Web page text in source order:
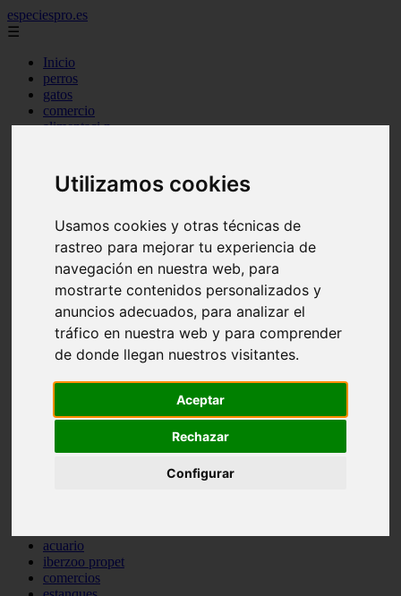
Utilizamos cookies
Usamos cookies y otras técnicas de
rastreo para mejorar tu experiencia de
navegación en nuestra web, para
mostrarte contenidos personalizados y
anuncios adecuados, para analizar el
tráfico en nuestra web y para comprender
de donde llegan nuestros visitantes.
Aceptar
Rechazar
Configurar
especiespro.es
☰
Inicio
perros
gatos
comercio
alimentaci n
salud
tenencia responsable
mantenimiento
marketing
bienestar
peque os mam feros
legislaci n
peluquer a
accesorios
peluquer a canina
complementos
comportamiento
reptiles
acuario
iberzoo propet
comercios